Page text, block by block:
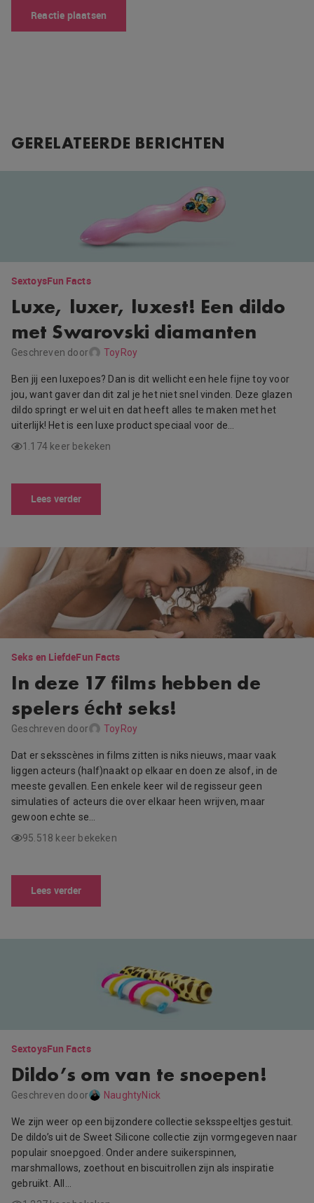
GERELATEERDE BERICHTEN
SextoysFun Facts
Luxe, luxer, luxest! Een dildo
met Swarovski diamanten
Geschreven door ToyRoy
Ben jij een luxepoes? Dan is dit wellicht een hele fijne toy voor
jou, want gaver dan dit zal je het niet snel vinden. Deze glazen
dildo springt er wel uit en dat heeft alles te maken met het
uiterlijk! Het is een luxe product speciaal voor de…
1.174 keer bekeken
Lees verder
Seks en LiefdeFun Facts
In deze 17 films hebben de
spelers écht seks!
Geschreven door ToyRoy
Dat er seksscènes in films zitten is niks nieuws, maar vaak
liggen acteurs (half)naakt op elkaar en doen ze alsof, in de
meeste gevallen. Een enkele keer wil de regisseur geen
simulaties of acteurs die over elkaar heen wrijven, maar
gewoon echte se…
95.518 keer bekeken
Lees verder
SextoysFun Facts
Dildo’s om van te snoepen!
Geschreven door NaughtyNick
We zijn weer op een bijzondere collectie seksspeeltjes gestuit.
De dildo’s uit de Sweet Silicone collectie zijn vormgegeven naar
populair snoepgoed. Onder andere suikerspinnen,
marshmallows, zoethout en biscuitrollen zijn als inspiratie
gebruikt. All…